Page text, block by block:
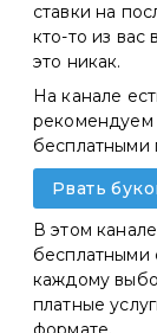
ставки на
кто-то из вас
это никак.
На канале
рекомендуем
бесплатными
Рвать
В этом
бесплатными
каждому
платные